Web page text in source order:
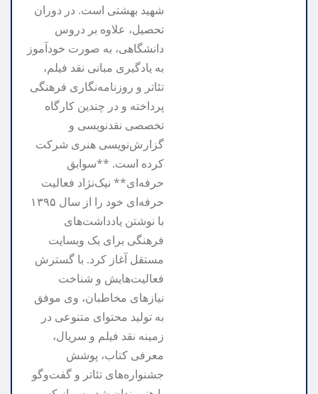
شهید بهشتی است. در دوران
تحصیل، علاوه بر دروس
دانشگاهی، به صورت خودآموز
به یادگیری مبانی نقد فیلم،
تئاتر و روزنامه‌نگاری فرهنگی
پرداخته و در چندین کارگاه
تخصصی نقدنویسی و
گزارش‌نویسی هنری شرکت
کرده است. **سوابق
حرفه‌ای** نیک‌نژاد فعالیت
حرفه‌ای خود را از سال ۱۳۹۵
با نوشتن یادداشت‌های
فرهنگی برای یک وبسایت
مستقل آغاز کرد. با گسترش
فعالیت‌هایش و شناخت
نیازهای مخاطبان، وی موفق
به تولید محتوای متنوعی در
زمینه نقد فیلم و سریال،
معرفی کتاب، پوشش
جشنواره‌های تئاتر و گفت‌وگو